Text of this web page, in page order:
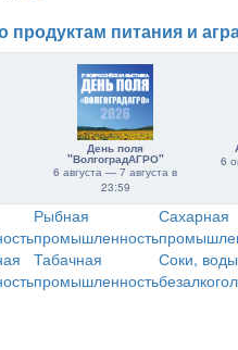
продуктам питания и
День поля
"ВолгоградАГРО"
6 августа — 7 августа в
23:59
6
Рыбная
промышленность
Сахарная
Табачная
промышленность
Соки,